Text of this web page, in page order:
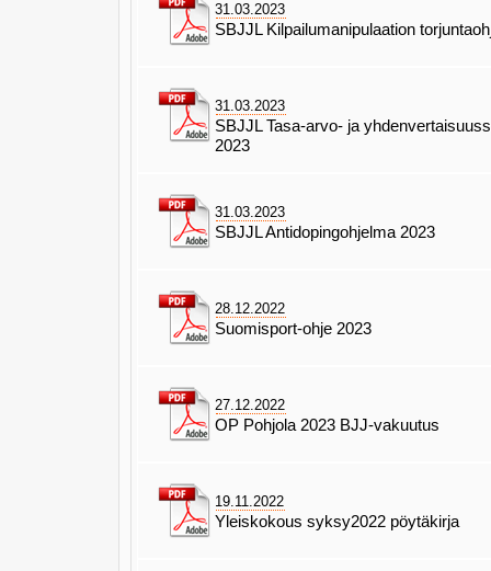
31.03.2023
SBJJL Kilpailumanipulaation
31.03.2023
SBJJL Tasa-arvo- ja
2023
31.03.2023
SBJJL Antidopingohjelma 2023
28.12.2022
Suomisport-ohje 2023
27.12.2022
OP Pohjola 2023 BJJ-vakuutus
19.11.2022
Yleiskokous syksy2022 pöytäkirja